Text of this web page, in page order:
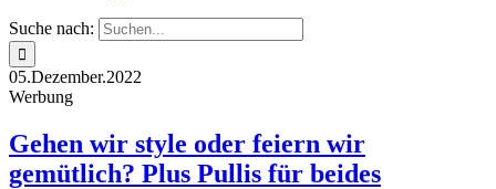
Suche nach:
05.Dezember.2022
Werbung
Gehen wir style oder feiern wir
gemütlich? Plus Pullis für beides